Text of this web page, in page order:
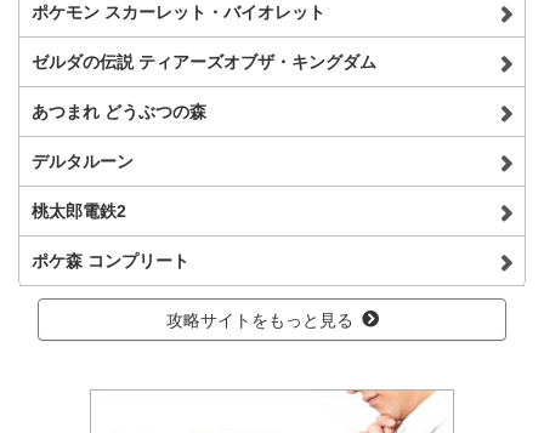
ポケモン スカーレット・バイオレット
ゼルダの伝説 ティアーズオブザ・キングダム
あつまれ どうぶつの森
デルタルーン
桃太郎電鉄2
ポケ森 コンプリート
攻略サイトをもっと見る